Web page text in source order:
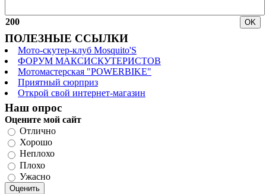
200
ПОЛЕЗНЫЕ ССЫЛКИ
Мото-скутер-клуб Mosquito'S
ФОРУМ МАКСИСКУТЕРИСТОВ
Мотомастерская "POWERBIKE"
Приятный сюрприз
Открой свой интернет-магазин
Наш опрос
Оцените мой сайт
Отлично
Хорошо
Неплохо
Плохо
Ужасно